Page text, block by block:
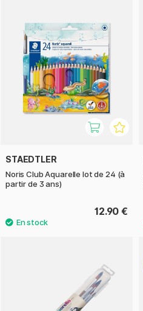
STAEDTLER
Noris Club Aquarelle lot de 24 (à
partir de 3 ans)
12.90 €